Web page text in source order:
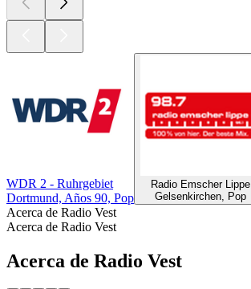
WDR 2 - Ruhrgebiet
Dortmund, Años 90, Pop
Radio Emscher Lippe
Gelsenkirchen, Pop
Acerca de Radio Vest
Acerca de Radio Vest
Acerca de Radio Vest